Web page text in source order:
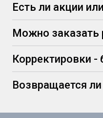
Есть ли акции
Можно заказать
Корректировки -
Возвращается